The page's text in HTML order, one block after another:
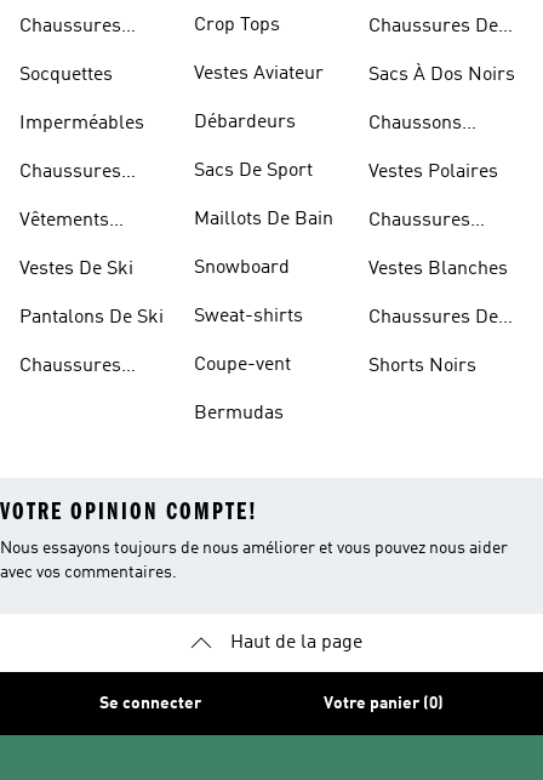
Chaussures
Socquettes
Imperméables
Chaussures
Vêtements
Vestes De Ski
Pantalons De Ski
Chaussures
Crop Tops
Vestes Aviateur
Débardeurs
Sacs De Sport
Maillots De Bain
Snowboard
Sweat-shirts
Coupe-vent
Bermudas
Chaussures De
Sacs À Dos Noirs
Chaussons
Vestes Polaires
Chaussures
Vestes Blanches
Chaussures De
Shorts Noirs
VOTRE OPINION COMPTE!
Nous essayons toujours de nous améliorer et vous pouvez nous aider
avec vos commentaires.
Haut de la page
Se connecter Votre panier (0)